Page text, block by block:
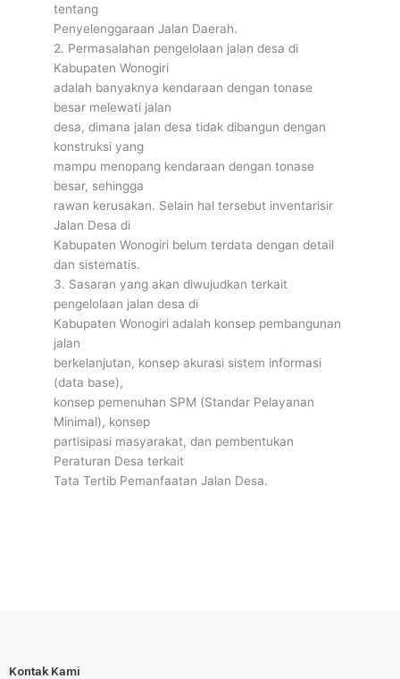
tentang
Penyelenggaraan Jalan Daerah.
2. Permasalahan pengelolaan jalan desa di
Kabupaten Wonogiri
adalah banyaknya kendaraan dengan tonase
besar melewati jalan
desa, dimana jalan desa tidak dibangun dengan
konstruksi yang
mampu menopang kendaraan dengan tonase
besar, sehingga
rawan kerusakan. Selain hal tersebut inventarisir
Jalan Desa di
Kabupaten Wonogiri belum terdata dengan detail
dan sistematis.
3. Sasaran yang akan diwujudkan terkait
pengelolaan jalan desa di
Kabupaten Wonogiri adalah konsep pembangunan
jalan
berkelanjutan, konsep akurasi sistem informasi
(data base),
konsep pemenuhan SPM (Standar Pelayanan
Minimal), konsep
partisipasi masyarakat, dan pembentukan
Peraturan Desa terkait
Tata Tertib Pemanfaatan Jalan Desa.
Kontak Kami